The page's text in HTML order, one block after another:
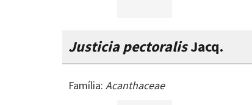
Justicia pectoralisJacq.
Família: Acanthaceae